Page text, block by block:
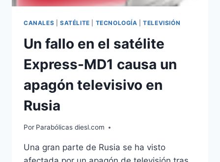
CANALES SATÉLITE TECNOLOGÍA |TELEVISIÓN
Un fallo en el satélite
Express-MD1 causa un
apagón televisivo en
Rusia
Por Parabólicas diesl.com
Una gran parte de Rusia se ha visto